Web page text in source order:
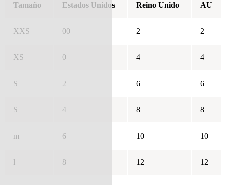
Tamaño Estados Unidos Reino Unido AU
XXS 00 2 2
XS 0 4 4
S 2 6 6
S 4 8 8
m 6 10 10
l 8 12 12